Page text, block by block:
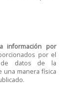
información por
por el
datos de la
una manera física